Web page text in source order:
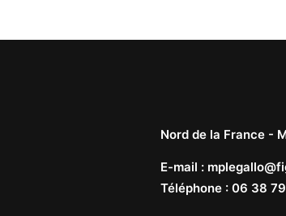
Nord de la France -
E-mail :
Téléphone : 06 38